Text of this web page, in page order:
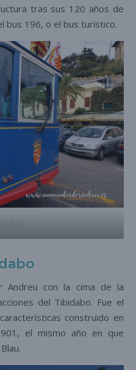
tras sus 120 años de
bus 196, o el bus turístico.
Blau
Andreu con la cima de la
del Tibidabo. Fue el
construido en
el mismo año en que